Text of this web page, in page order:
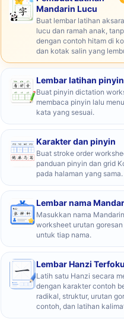
Mandarin Lucu
Buat lembar latihan
lucu dan ramah anak,
dengan contoh hitam di
dan kotak salin yang
Lembar latihan pinyin
Buat pinyin dictation
membaca pinyin lalu
kata yang sesuai.
Karakter dan pinyin
Buat stroke order
panduan pinyin dan grid
pada halaman yang sama.
Lembar nama
Masukkan nama
worksheet urutan
untuk tiap nama.
Lembar Hanzi
Latih satu Hanzi secara
dengan karakter contoh
radikal, struktur, urutan
contoh, dan latihan